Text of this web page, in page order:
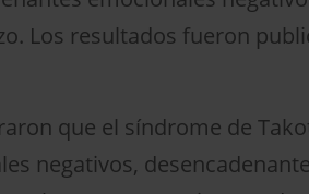
Los resultados fueron
que el síndrome de
negativos,